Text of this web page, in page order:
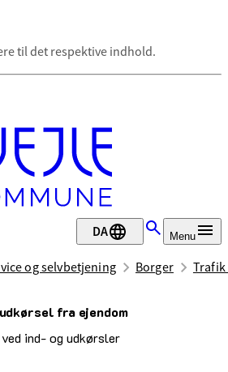
til det respektive indhold.
DA Menu
og selvbetjening Borger
fra ejendom
ind- og udkørsler
2025